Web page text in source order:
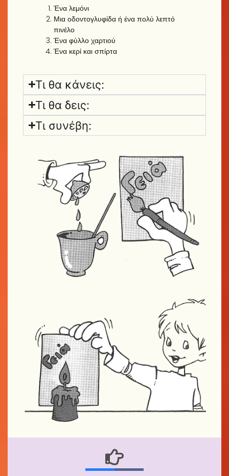
Ένα λεμόνι
Μια οδοντογλυφίδα ή ένα πολύ λεπτό
πινέλο
Ένα φύλλο χαρτιού
Ένα κερί και σπίρτα
Τι θα κάνεις:
Τι θα δεις:
Τι συνέβη: